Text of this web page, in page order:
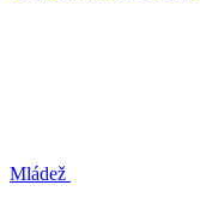
Mládež